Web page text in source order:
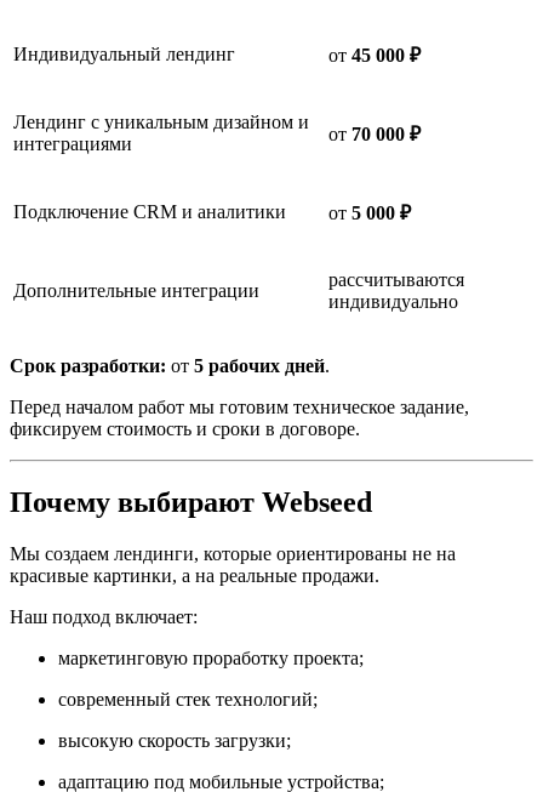
Индивидуальный лендинг от 45 000 ₽
Лендинг с уникальным дизайном и
интеграциями
от 70 000 ₽
Подключение CRM и аналитики от 5 000 ₽
Дополнительные интеграции
рассчитываются
индивидуально
Срок разработки: от 5 рабочих дней.
Перед началом работ мы готовим техническое задание,
фиксируем стоимость и сроки в договоре.
Почему выбирают Webseed
Мы создаем лендинги, которые ориентированы не на
красивые картинки, а на реальные продажи.
Наш подход включает:
маркетинговую проработку проекта;
современный стек технологий;
высокую скорость загрузки;
адаптацию под мобильные устройства;